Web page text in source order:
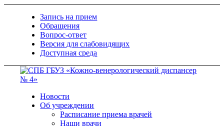
Запись на прием
Обращения
Вопрос-ответ
Версия для слабовидящих
Доступная среда
Новости
Об учреждении
Расписание приема врачей
Наши врачи